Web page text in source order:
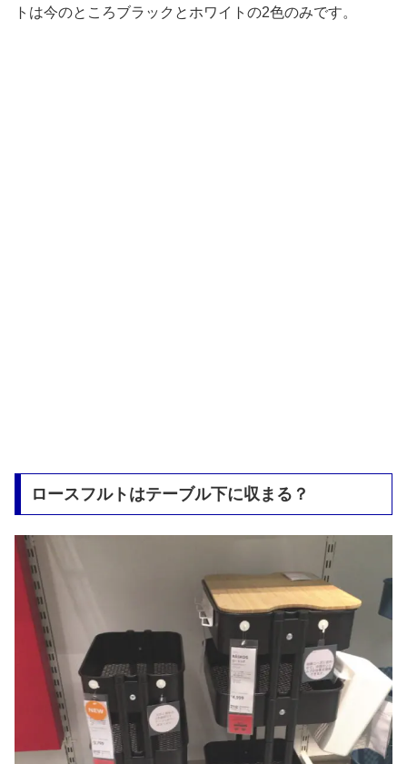
トは今のところブラックとホワイトの2色のみです。
ロースフルトはテーブル下に収まる？